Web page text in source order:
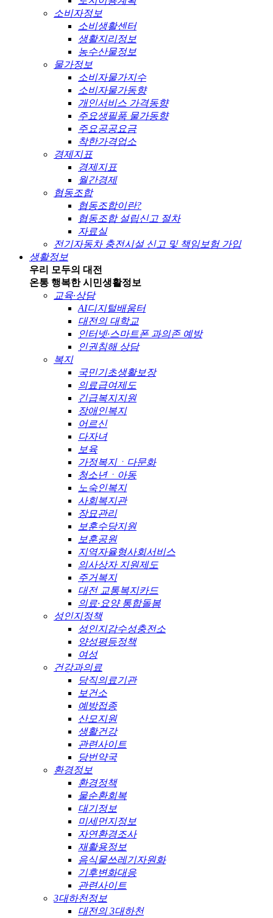
소비자정보
소비생활센터
생활지리정보
농수산물정보
물가정보
소비자물가지수
소비자물가동향
개인서비스 가격동향
주요생필품 물가동향
주요공공요금
착한가격업소
경제지표
경제지표
월간경제
협동조합
협동조합이란?
협동조합 설립신고 절차
자료실
전기자동차 충전시설 신고 및 책임보험 가입
생활정보
우리 모두의 대전
온통 행복한 시민생활정보
교육·상담
AI디지털배움터
대전의 대학교
인터넷·스마트폰 과의존 예방
인권침해 상담
복지
국민기초생활보장
의료급여제도
긴급복지지원
장애인복지
어르신
다자녀
보육
가정복지ㆍ다문화
청소년ㆍ아동
노숙인복지
사회복지관
장묘관리
보훈수당지원
보훈공원
지역자율형사회서비스
의사상자 지원제도
주거복지
대전 교통복지카드
의료·요양 통합돌봄
성인지정책
성인지감수성충전소
양성평등정책
여성
건강과의료
당직의료기관
보건소
예방접종
산모지원
생활건강
관련사이트
당번약국
환경정보
환경정책
물순환회복
대기정보
미세먼지정보
자연환경조사
재활용정보
음식물쓰레기자원화
기후변화대응
관련사이트
3대하천정보
대전의 3대하천